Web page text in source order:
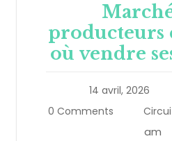
producteurs
où vendre
14 avril, 2026
0 Comments
am